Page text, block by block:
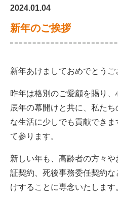
2024.01.04
新年のご挨拶
新年あけましておめでとうご
昨年は格別のご愛顧を賜り、
辰年の幕開けと共に、私た
な生活に少しでも貢献でき
て参ります。
新しい年も、高齢者の方々
証契約、死後事務委任契約
けすることに専念いたします